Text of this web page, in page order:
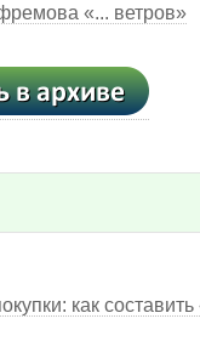
«... ветров»
как